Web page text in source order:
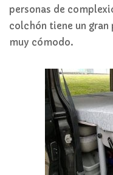
personas de
colchón tiene un
muy cómodo.